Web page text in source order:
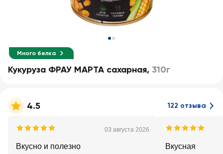
Много белка
Кукуруза ФРАУ МАРТА сахарная, 310г
4.5 122 отзыва
03 августа 2026
Вкусно и полезно Вкусная